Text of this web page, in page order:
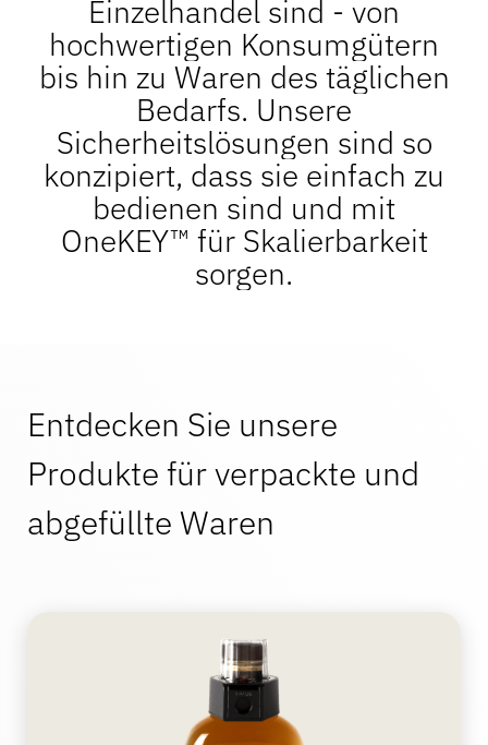
Schutz des Vermögens
Zugangskontrolle
Verkaufsstelle
Heimwerken & Renovieren
Hypermarkt & Lebensmittelgeschäft
Gesundheit & Schönheit
Sportartikel
Sport und Unterhaltung
OneKEY Ökosystem
LIVE Schlösser
MagStand
Zips
Sicherheit der Warenauslage
Intelligente Schlösser
Nachhaltigkeit
Karriere bei InVue
Kontakt
Blog
Leitfäden
Fallstudien
Einzelhandel sind - von
hochwertigen Konsumgütern
bis hin zu Waren des täglichen
Bedarfs. Unsere
Sicherheitslösungen sind so
konzipiert, dass sie einfach zu
bedienen sind und mit
OneKEY™ für Skalierbarkeit
sorgen.
Entdecken Sie unsere
Produkte für verpackte und
abgefüllte Waren